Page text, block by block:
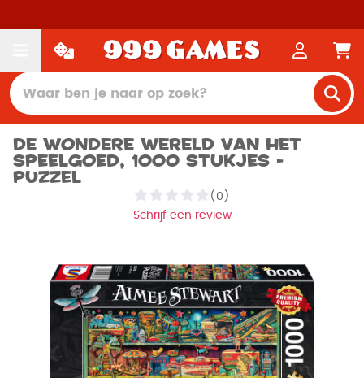
De wondere wereld van het
speelgoed, 1000 stukjes -
Puzzel
(0)
Schrijf een review